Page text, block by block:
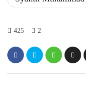
425 2